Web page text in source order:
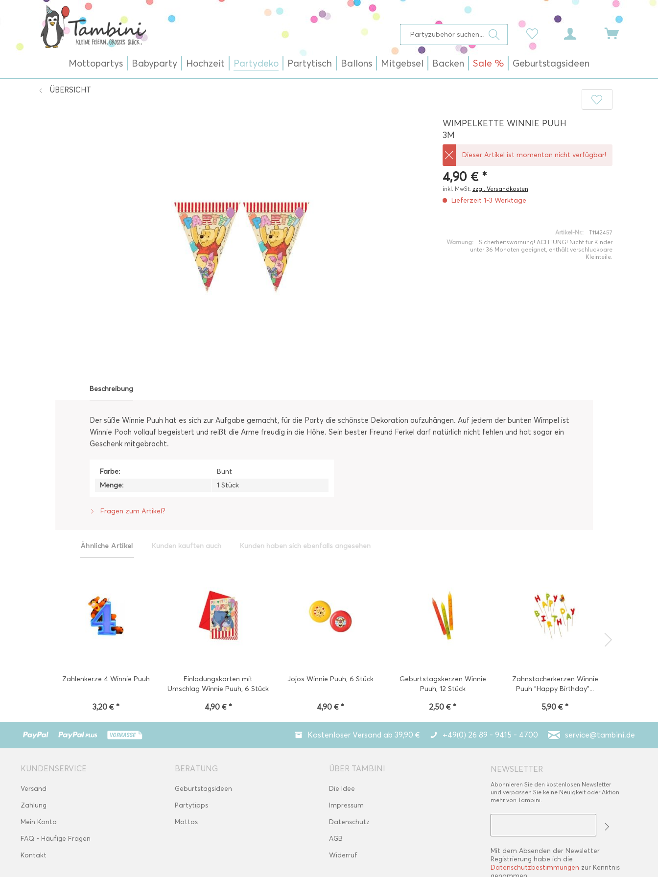
Mottopartys Babyparty Hochzeit Partydeko Partytisch Ballons Mitgebsel Backen Sale % Geburtstagsideen
ÜBERSICHT
WIMPELKETTE WINNIE PUUH
3M
Dieser Artikel ist momentan nicht verfügbar!
4,90 € *
inkl. MwSt. zzgl. Versandkosten
Lieferzeit 1-3 Werktage
Artikel-Nr.:
T1142457
Warnung:
Sicherheitswarnung! ACHTUNG! Nicht für Kinder
unter 36 Monaten geeignet, enthält verschluckbare
Kleinteile.
Beschreibung
Der süße Winnie Puuh hat es sich zur Aufgabe gemacht, für die Party die schönste Dekoration aufzuhängen. Auf jedem der bunten Wimpel ist
Winnie Pooh vollauf begeistert und reißt die Arme freudig in die Höhe. Sein bester Freund Ferkel darf natürlich nicht fehlen und hat sogar ein
Geschenk mitgebracht.
Farbe:
Bunt
Menge:
1 Stück
Fragen zum Artikel?
Ähnliche Artikel Kunden kauften auch Kunden haben sich ebenfalls angesehen
Zahlenkerze 4 Winnie Puuh
3,20 € *
Einladungskarten mit
Umschlag Winnie Puuh, 6 Stück
4,90 € *
Jojos Winnie Puuh, 6 Stück
4,90 € *
Geburtstagskerzen Winnie
Puuh, 12 Stück
2,50 € *
Zahnstocherkerzen Winnie
Puuh "Happy Birthday"...
5,90 € *
Kostenloser Versand ab 39,90 € +49(0) 26 89 - 9415 - 4700 service@tambini.de
KUNDENSERVICE
Versand
Zahlung
Mein Konto
FAQ - Häufige Fragen
Kontakt
BERATUNG
Geburtstagsideen
Partytipps
Mottos
ÜBER TAMBINI
Die Idee
Impressum
Datenschutz
AGB
Widerruf
NEWSLETTER
Abonnieren Sie den kostenlosen Newsletter
und verpassen Sie keine Neuigkeit oder Aktion
mehr von Tambini.
Mit dem Absenden der Newsletter
Registrierung habe ich die
Datenschutzbestimmungen zur Kenntnis